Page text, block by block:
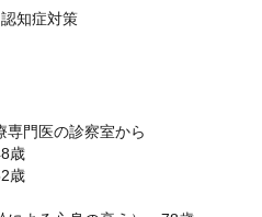
知症対策
専門医の診察室から
歳
歳